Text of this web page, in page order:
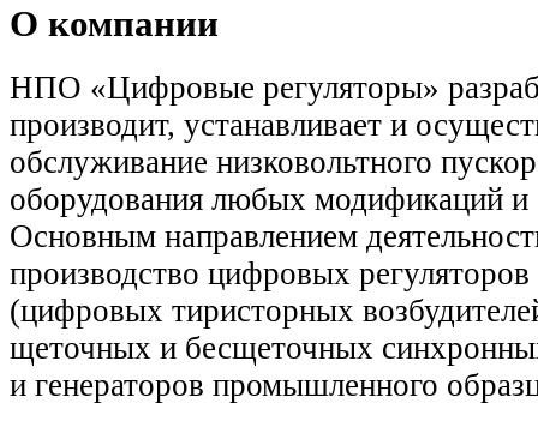
О компании
НПО «Цифровые регуляторы»
производит, устанавливает и
обслуживание низковольтного
оборудования любых модификаций и
Основным направлением
производство цифровых
(цифровых тиристорных
щеточных и бесщеточных
и генераторов промышленного